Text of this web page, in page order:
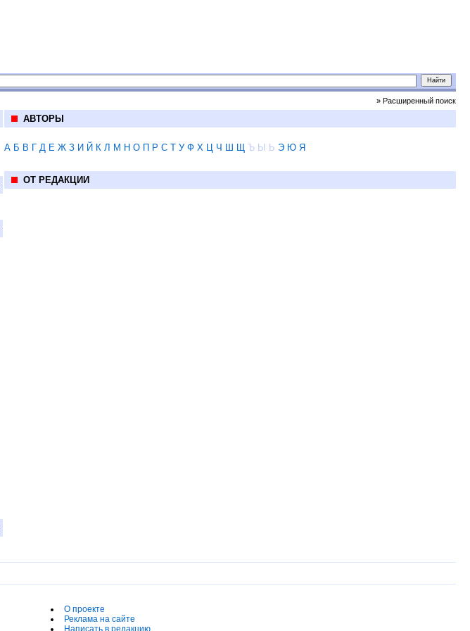
» Расширенный поиск
АВТОРЫ
А Б В Г Д Е Ж З И Й К Л М Н О П Р С Т У Ф Х Ц Ч Ш Щ Ъ Ы Ь Э Ю Я
ОТ РЕДАКЦИИ
О проекте
Реклама на сайте
Написать в редакцию